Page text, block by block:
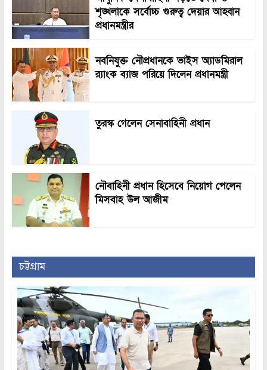
শৃঙ্খলাকে সর্বোচ্চ গুরুত্ব দেয়ার আহ্বান
প্রধানমন্ত্রীর
নবনিযুক্ত নৌপ্রধানকে ভাইস অ্যাডমিরাল
র‍্যাংক ব্যাজ পরিয়ে দিলেন প্রধানমন্ত্রী
তুরস্ক গেলেন সেনাবাহিনী প্রধান
নৌবাহিনী প্রধান হিসেবে নিয়োগ পেলেন
মিসবাহ উল আজীম
চট্টগ্রাম